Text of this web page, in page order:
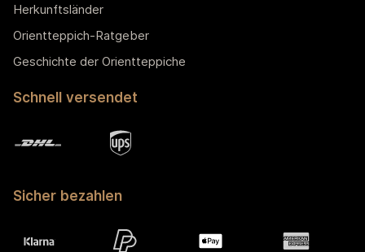
Herkunftsländer
Orientteppich-Ratgeber
Geschichte der Orientteppiche
Schnell versendet
Sicher bezahlen